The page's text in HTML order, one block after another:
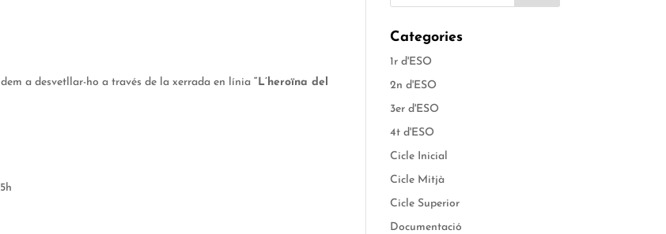
a desvetllar-ho a través de la xerrada en línia“L’heroïna del
Categories
1r d'ESO
2n d'ESO
3er d'ESO
4t d'ESO
Cicle Inicial
Cicle Mitjà
Cicle Superior
Documentació